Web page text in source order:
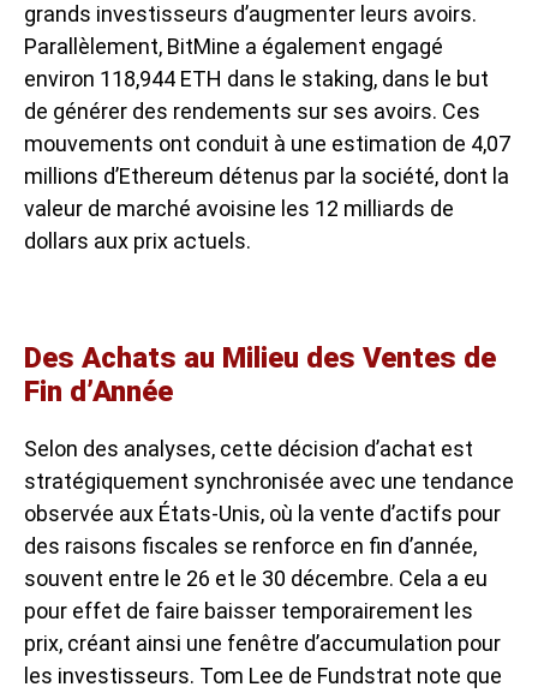
grands investisseurs d’augmenter leurs avoirs.
Parallèlement, BitMine a également engagé
environ 118,944 ETH dans le staking, dans le but
de générer des rendements sur ses avoirs. Ces
mouvements ont conduit à une estimation de 4,07
millions d’Ethereum détenus par la société, dont la
valeur de marché avoisine les 12 milliards de
dollars aux prix actuels.
Des Achats au Milieu des Ventes de
Fin d’Année
Selon des analyses, cette décision d’achat est
stratégiquement synchronisée avec une tendance
observée aux États-Unis, où la vente d’actifs pour
des raisons fiscales se renforce en fin d’année,
souvent entre le 26 et le 30 décembre. Cela a eu
pour effet de faire baisser temporairement les
prix, créant ainsi une fenêtre d’accumulation pour
les investisseurs. Tom Lee de Fundstrat note que